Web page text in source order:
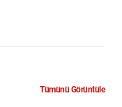
Tümünü Görüntüle